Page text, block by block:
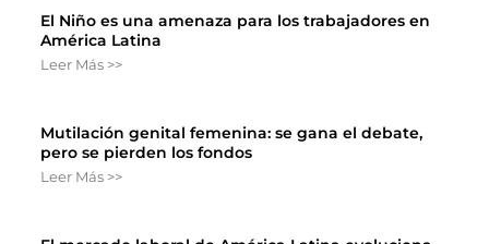
El Niño es una amenaza para los trabajadores en
América Latina
Leer Más >>
Mutilación genital femenina: se gana el debate,
pero se pierden los fondos
Leer Más >>